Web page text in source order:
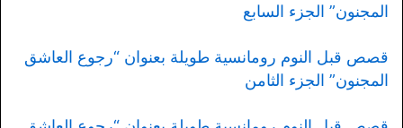
المجنون” الجزء السابع
قصص قبل النوم رومانسية طويلة بعنوان “رجوع العاشق
المجنون” الجزء الثامن